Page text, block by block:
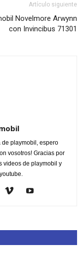
Artículo siguiente
Novelmore Arwynn
con Invincibus 71301
de playmobil, espero
vosotros! Gracias por
videos de playmobil y